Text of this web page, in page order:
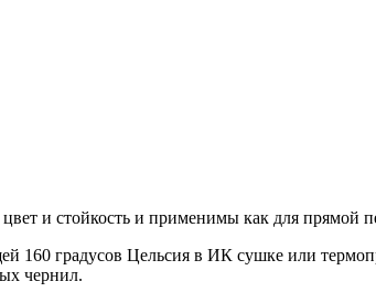
и стойкость и применимы как для прямой
160 градусов Цельсия в ИК сушке или
чернил.